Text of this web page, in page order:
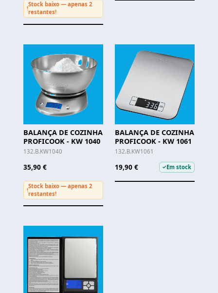
!
Stock baixo — apenas 2
restantes!
BALANÇA DE COZINHA
PROFICOOK - KW 1040
132.B.KW1040
35,90 €
!
Stock baixo — apenas 2
restantes!
BALANÇA DE COZINHA
PROFICOOK - KW 1061
132.B.KW1061
19,90 € ✓Em stock